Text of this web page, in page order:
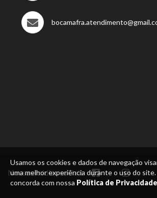
Usamos os cookies e dados de navegação
uma melhor experiência durante o uso do
concorda com nossa Política de
Nossas mídias sociais: